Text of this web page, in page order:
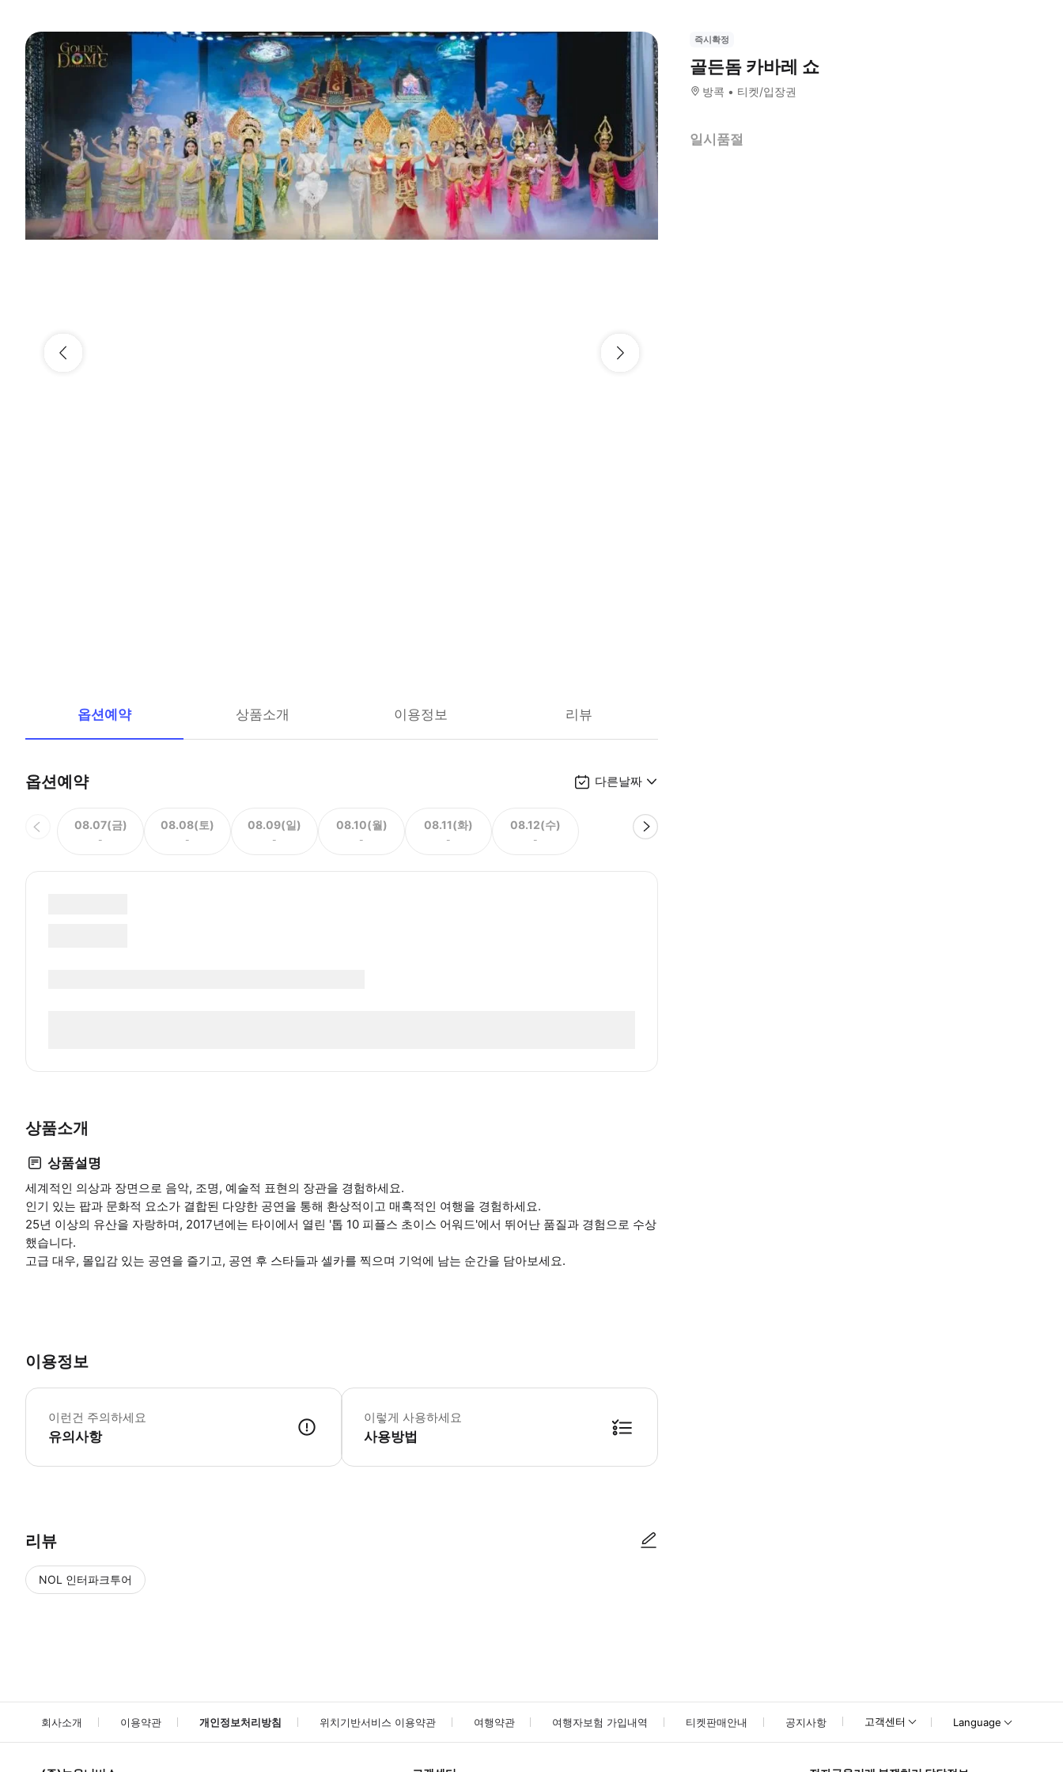
옵션예약 상품소개 이용정보 리뷰
옵션예약 다른날짜
08.07(금)
-
08.08(토)
-
08.09(일)
-
08.10(월)
-
08.11(화)
-
08.12(수)
-
상품소개
상품설명
세계적인 의상과 장면으로 음악, 조명, 예술적 표현의 장관을 경험하세요.
인기 있는 팝과 문화적 요소가 결합된 다양한 공연을 통해 환상적이고 매혹적인 여행을 경험하세요.
25년 이상의 유산을 자랑하며, 2017년에는 타이에서 열린 '톱 10 피플스 초이스 어워드'에서 뛰어난 품질과 경험으로 수상
했습니다.
고급 대우, 몰입감 있는 공연을 즐기고, 공연 후 스타들과 셀카를 찍으며 기억에 남는 순간을 담아보세요.
이용정보
이런건 주의하세요
유의사항
자격 - 1~3세의 유아는 무료 - 13세 이상의 어린이는 성인과 동일한 요금이 부과됩니다 바우처 유형 - 모바일 바우처를 제시하세요 교환 방법 - 바우처를 가지
이렇게 사용하세요
사용방법
리뷰
NOL 인터파크투어
즉시확정
골든돔 카바레 쇼
방콕 티켓/입장권
일시품절
회사소개 이용약관 개인정보처리방침 위치기반서비스 이용약관 여행약관 여행자보험 가입내역 티켓판매안내 공지사항 고객센터 Language